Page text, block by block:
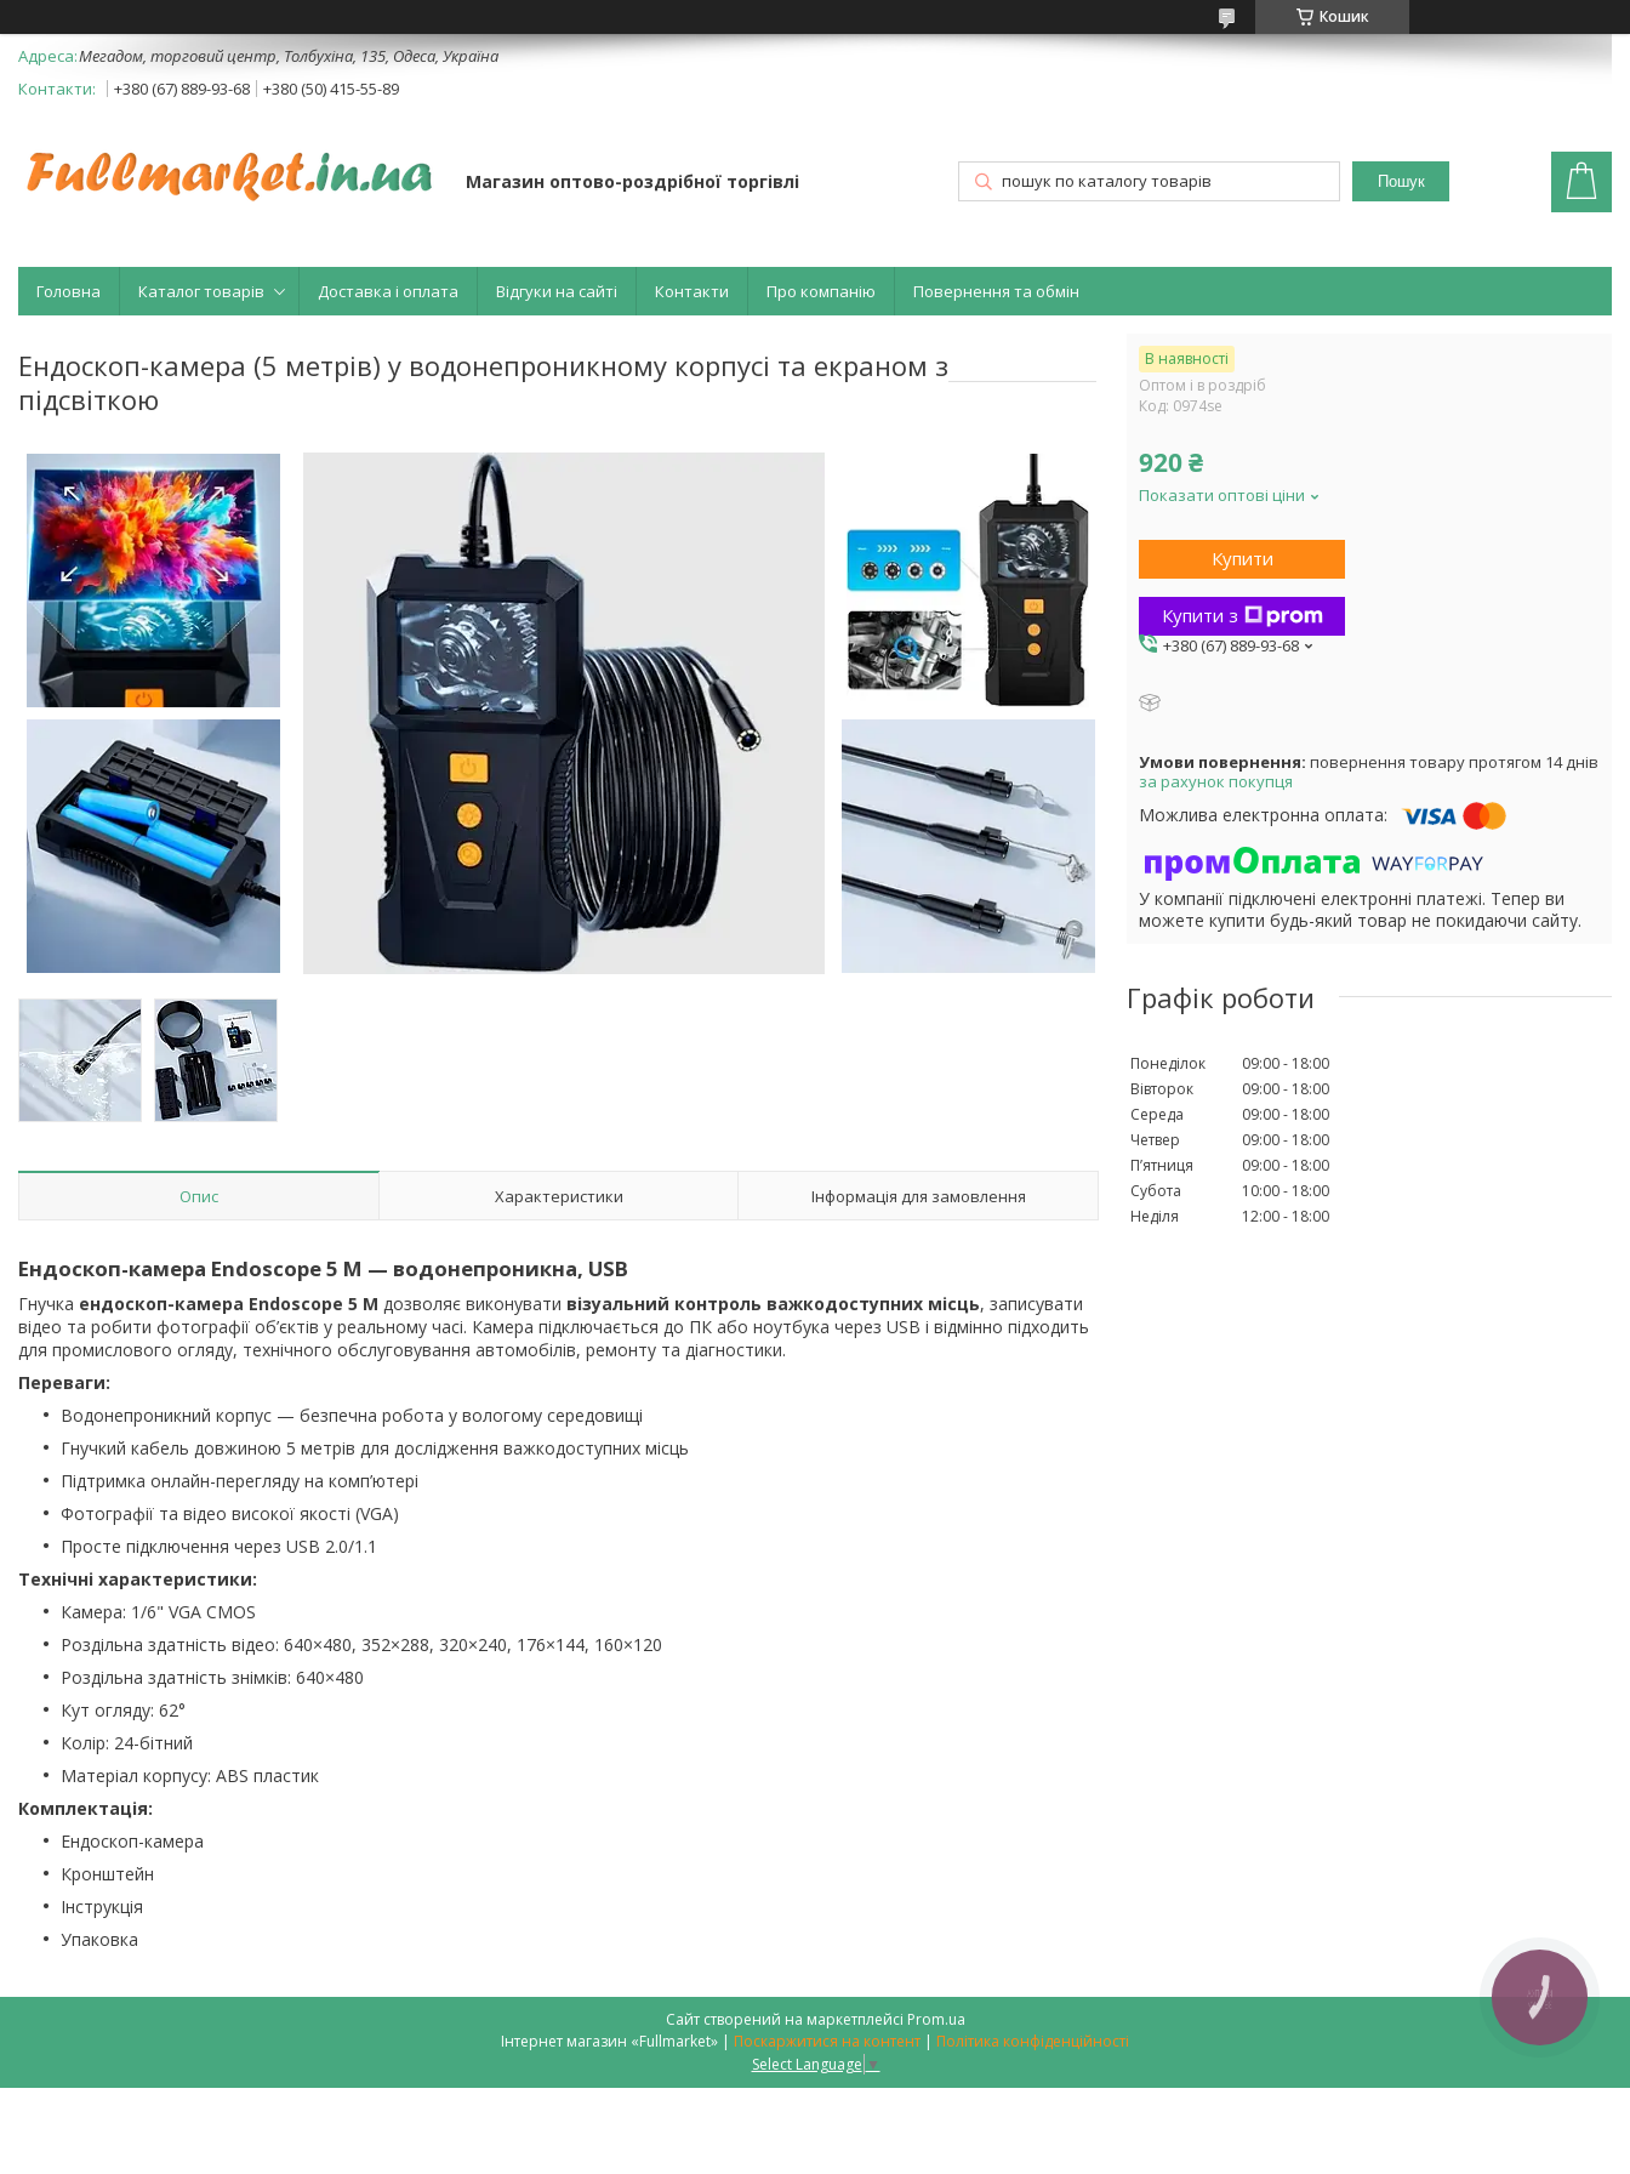
Кошик
Мегадом, торговий центр, Толбухіна, 135, Одеса, Україна
+380 (67) 889-93-68
+380 (50) 415-55-89
Магазин оптово-роздрібної торгівлі Пошук
Головна Каталог товарів Доставка і оплата Відгуки на сайті Контакти Про компанію Повернення та обмін
Ендоскоп-камера (5 метрів) у водонепроникному корпусі та екраном з
підсвіткою
Опис Характеристики Інформація для замовлення
Ендоскоп-камера Endoscope 5 M — водонепроникна, USB
Гнучка ендоскоп-камера Endoscope 5 M дозволяє виконувати візуальний контроль важкодоступних місць, записувати
відео та робити фотографії об’єктів у реальному часі. Камера підключається до ПК або ноутбука через USB і відмінно підходить
для промислового огляду, технічного обслуговування автомобілів, ремонту та діагностики.
Переваги:
Водонепроникний корпус — безпечна робота у вологому середовищі
Гнучкий кабель довжиною 5 метрів для дослідження важкодоступних місць
Підтримка онлайн-перегляду на комп’ютері
Фотографії та відео високої якості (VGA)
Просте підключення через USB 2.0/1.1
Технічні характеристики:
Камера: 1/6" VGA CMOS
Роздільна здатність відео: 640×480, 352×288, 320×240, 176×144, 160×120
Роздільна здатність знімків: 640×480
Кут огляду: 62°
Колір: 24-бітний
Матеріал корпусу: ABS пластик
Комплектація:
Ендоскоп-камера
Кронштейн
Інструкція
Упаковка
В наявності
Оптом і в роздріб
Код: 0974se
920 ₴
Показати оптові ціни
Купити
Купити з
+380 (67) 889-93-68
повернення товару протягом 14 днів
за рахунок покупця
У компанії підключені електронні платежі. Тепер ви
можете купити будь-який товар не покидаючи сайту.
Графік роботи
Понеділок 09:00
18:00
Вівторок
09:00
18:00
Середа
09:00
18:00
Четвер
09:00
18:00
Пʼятниця
09:00
18:00
Субота
10:00
18:00
Неділя
12:00 18:00
Сайт створений на маркетплейсі Prom.ua
Інтернет магазин «Fullmarket» | Поскаржитися на контент | Політика конфіденційності
Select Language ▼
КНОПКА
ЗВ'ЯЗКУ